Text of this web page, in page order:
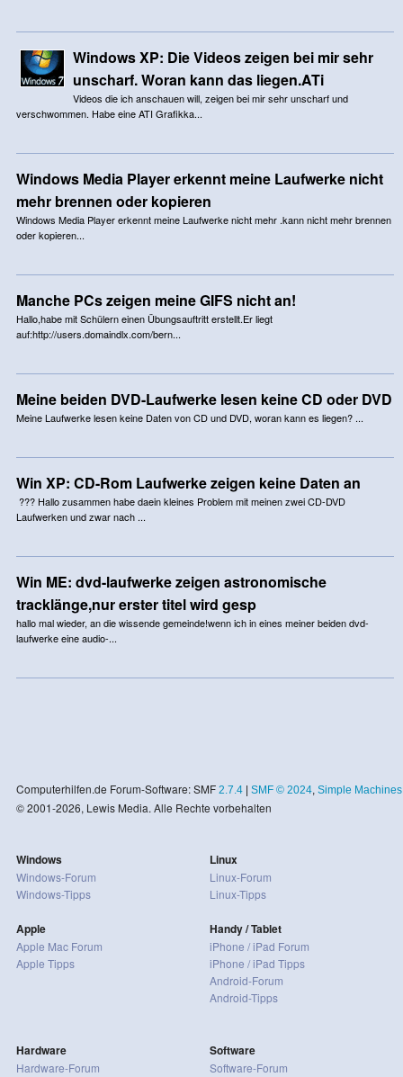
Windows XP: Die Videos zeigen bei mir sehr
unscharf. Woran kann das liegen.ATi
Videos die ich anschauen will, zeigen bei mir sehr unscharf und
verschwommen. Habe eine ATI Grafikka...
Windows Media Player erkennt meine Laufwerke nicht
mehr brennen oder kopieren
Windows Media Player erkennt meine Laufwerke nicht mehr .kann nicht mehr brennen
oder kopieren...
Manche PCs zeigen meine GIFS nicht an!
Hallo,habe mit Schülern einen Übungsauftritt erstellt.Er liegt
auf:http://users.domaindlx.com/bern...
Meine beiden DVD-Laufwerke lesen keine CD oder DVD
Meine Laufwerke lesen keine Daten von CD und DVD, woran kann es liegen? ...
Win XP: CD-Rom Laufwerke zeigen keine Daten an
??? Hallo zusammen habe daein kleines Problem mit meinen zwei CD-DVD
Laufwerken und zwar nach ...
Win ME: dvd-laufwerke zeigen astronomische
tracklänge,nur erster titel wird gesp
hallo mal wieder, an die wissende gemeinde!wenn ich in eines meiner beiden dvd-
laufwerke eine audio-...
Computerhilfen.de Forum-Software: SMF 2.7.4| SMF © 2024, Simple Machines
© 2001-2026, Lewis Media. Alle Rechte vorbehalten
Windows
Windows-Forum
Windows-Tipps
Apple
Apple Mac Forum
Apple Tipps
Linux
Linux-Forum
Linux-Tipps
Handy / Tablet
iPhone / iPad Forum
iPhone / iPad Tipps
Android-Forum
Android-Tipps
Hardware
Hardware-Forum
Software
Software-Forum